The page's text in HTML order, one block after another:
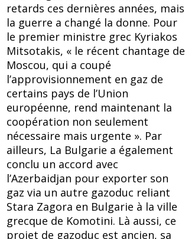
retards ces dernières années, mais
la guerre a changé la donne. Pour
le premier ministre grec Kyriakos
Mitsotakis, « le récent chantage de
Moscou, qui a coupé
l’approvisionnement en gaz de
certains pays de l’Union
européenne, rend maintenant la
coopération non seulement
nécessaire mais urgente ». Par
ailleurs, La Bulgarie a également
conclu un accord avec
l’Azerbaidjan pour exporter son
gaz via un autre gazoduc reliant
Stara Zagora en Bulgarie à la ville
grecque de Komotini. Là aussi, ce
projet de gazoduc est ancien, sa